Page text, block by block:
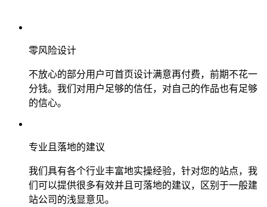
零风险设计
不放心的部分用户可首页设计满意再付费，前期不花一
分钱。我们对用户足够的信任，对自己的作品也有足够
的信心。
专业且落地的建议
我们具有各个行业丰富地实操经验，针对您的站点，我
们可以提供很多有效并且可落地的建议，区别于一般建
站公司的浅显意见。